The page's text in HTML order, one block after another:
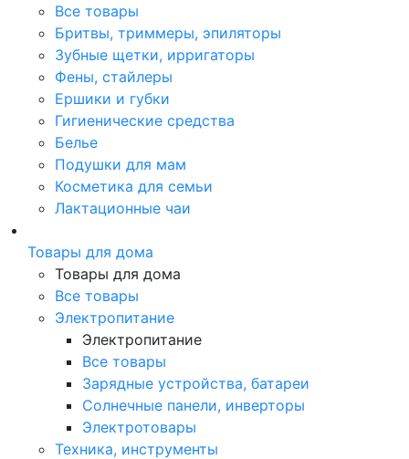
Все товары
Бритвы, триммеры, эпиляторы
Зубные щетки, ирригаторы
Фены, стайлеры
Ершики и губки
Гигиенические средства
Белье
Подушки для мам
Косметика для семьи
Лактационные чаи
Товары для дома
Товары для дома
Все товары
Электропитание
Электропитание
Все товары
Зарядные устройства, батареи
Солнечные панели, инверторы
Электротовары
Техника, инструменты